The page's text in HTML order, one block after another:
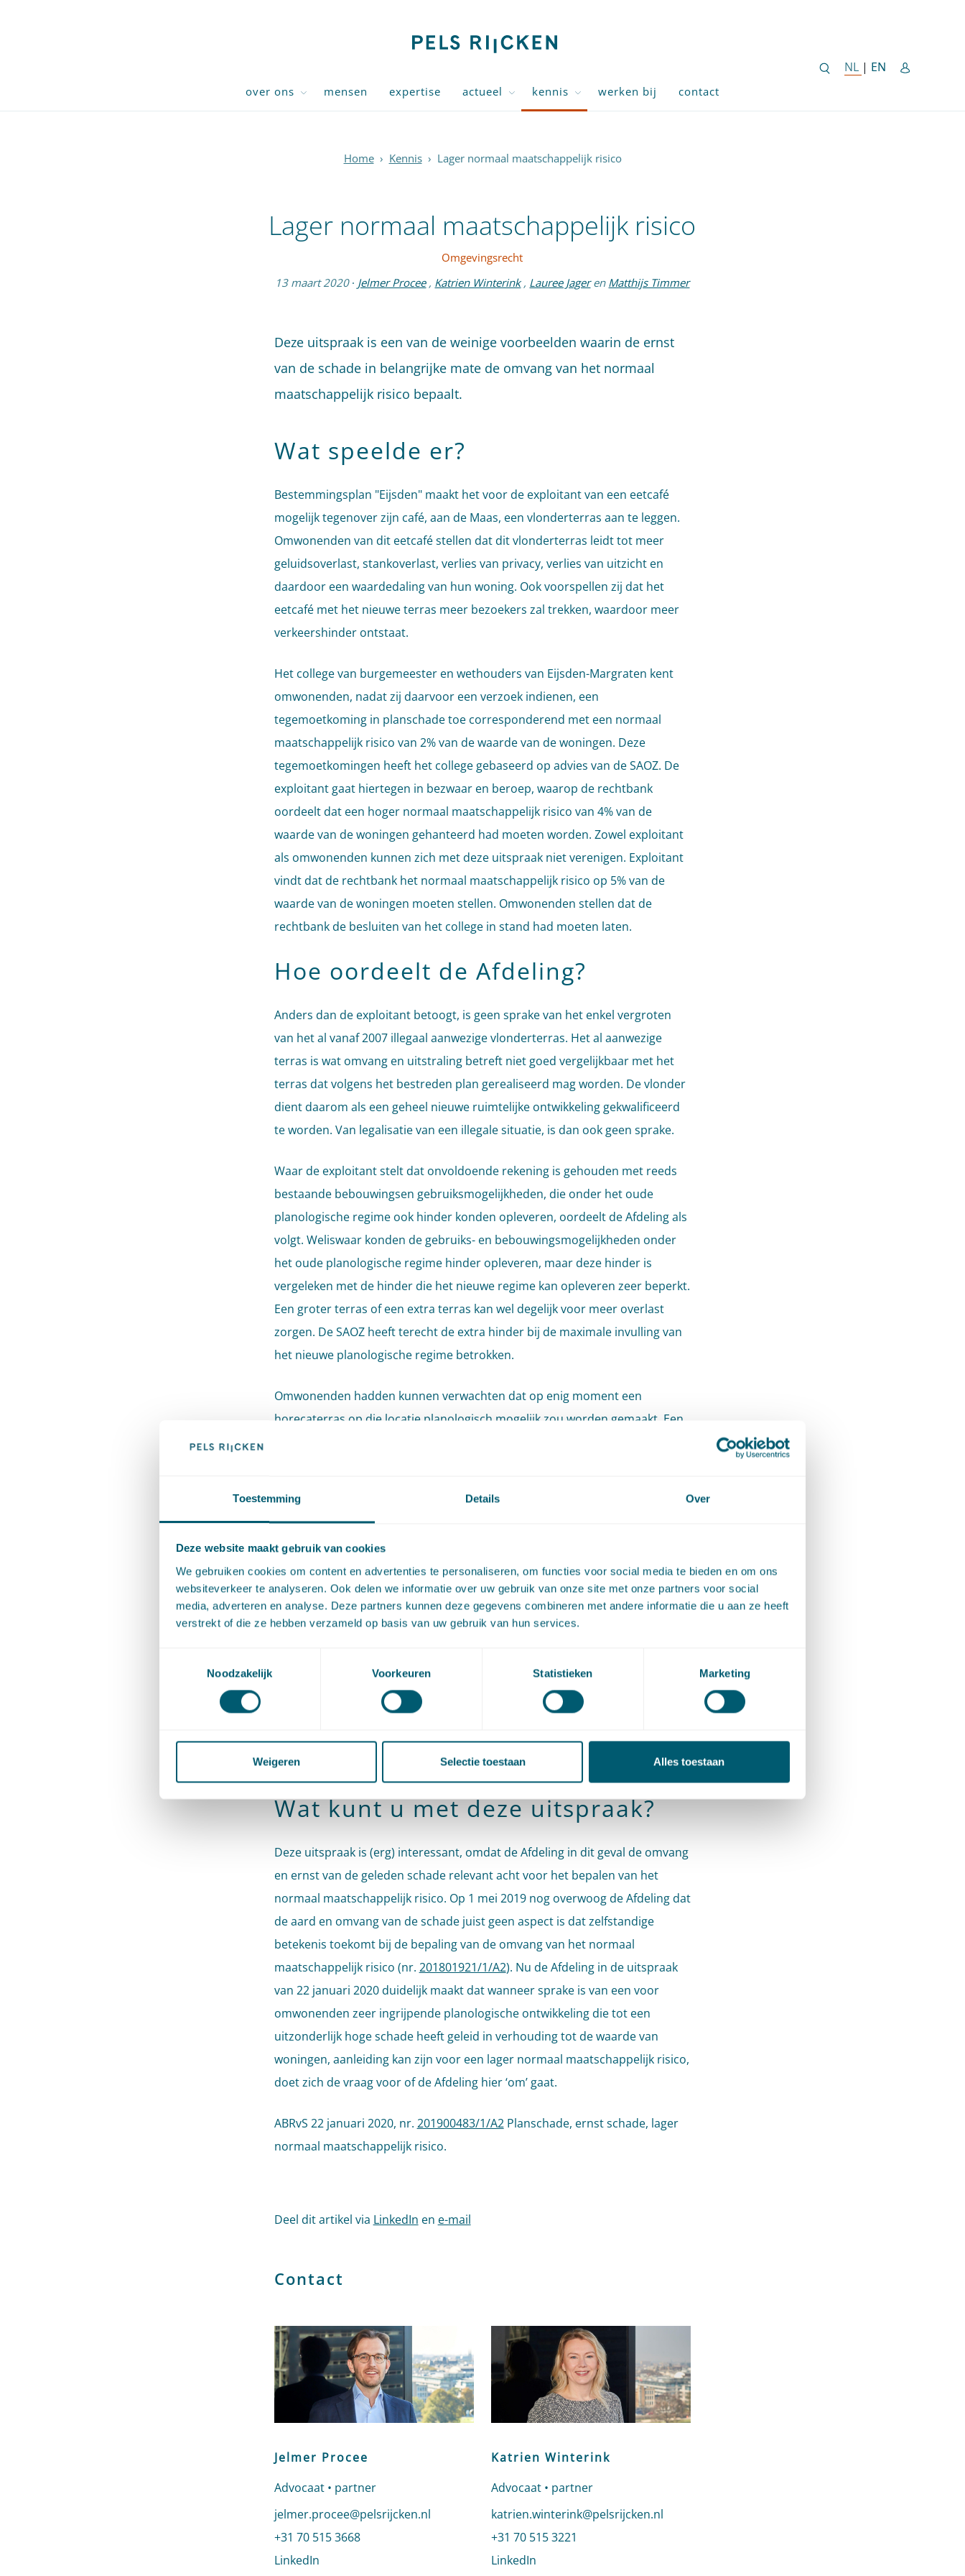
Toestemming Details Over
Deze website maakt gebruik van cookies
We gebruiken cookies om content en advertenties te personaliseren, om functies voor social media te bieden en om ons
websiteverkeer te analyseren. Ook delen we informatie over uw gebruik van onze site met onze partners voor social
media, adverteren en analyse. Deze partners kunnen deze gegevens combineren met andere informatie die u aan ze heeft
verstrekt of die ze hebben verzameld op basis van uw gebruik van hun services.
Noodzakelijk
Voorkeuren Statistieken Marketing
Weigeren Selectie toestaan Alles toestaan
NL NEDERLANDSE
| EN ENGLISH
over ons mensen expertise actueel kennis werken bij contact
Home › Kennis › Lager normaal maatschappelijk risico
Lager normaal maatschappelijk risico
Omgevingsrecht
13 maart 2020 · Jelmer Procee , Katrien Winterink , Lauree Jager en Matthijs Timmer
Deze uitspraak is een van de weinige voorbeelden waarin de ernst
van de schade in belangrijke mate de omvang van het normaal
maatschappelijk risico bepaalt.
Wat speelde er?
Bestemmingsplan "Eijsden" maakt het voor de exploitant van een eetcafé
mogelijk tegenover zijn café, aan de Maas, een vlonderterras aan te leggen.
Omwonenden van dit eetcafé stellen dat dit vlonderterras leidt tot meer
geluidsoverlast, stankoverlast, verlies van privacy, verlies van uitzicht en
daardoor een waardedaling van hun woning. Ook voorspellen zij dat het
eetcafé met het nieuwe terras meer bezoekers zal trekken, waardoor meer
verkeershinder ontstaat.
Het college van burgemeester en wethouders van Eijsden-Margraten kent
omwonenden, nadat zij daarvoor een verzoek indienen, een
tegemoetkoming in planschade toe corresponderend met een normaal
maatschappelijk risico van 2% van de waarde van de woningen. Deze
tegemoetkomingen heeft het college gebaseerd op advies van de SAOZ. De
exploitant gaat hiertegen in bezwaar en beroep, waarop de rechtbank
oordeelt dat een hoger normaal maatschappelijk risico van 4% van de
waarde van de woningen gehanteerd had moeten worden. Zowel exploitant
als omwonenden kunnen zich met deze uitspraak niet verenigen. Exploitant
vindt dat de rechtbank het normaal maatschappelijk risico op 5% van de
waarde van de woningen moeten stellen. Omwonenden stellen dat de
rechtbank de besluiten van het college in stand had moeten laten.
Hoe oordeelt de Afdeling?
Anders dan de exploitant betoogt, is geen sprake van het enkel vergroten
van het al vanaf 2007 illegaal aanwezige vlonderterras. Het al aanwezige
terras is wat omvang en uitstraling betreft niet goed vergelijkbaar met het
terras dat volgens het bestreden plan gerealiseerd mag worden. De vlonder
dient daarom als een geheel nieuwe ruimtelijke ontwikkeling gekwalificeerd
te worden. Van legalisatie van een illegale situatie, is dan ook geen sprake.
Waar de exploitant stelt dat onvoldoende rekening is gehouden met reeds
bestaande bebouwingsen gebruiksmogelijkheden, die onder het oude
planologische regime ook hinder konden opleveren, oordeelt de Afdeling als
volgt. Weliswaar konden de gebruiks- en bebouwingsmogelijkheden onder
het oude planologische regime hinder opleveren, maar deze hinder is
vergeleken met de hinder die het nieuwe regime kan opleveren zeer beperkt.
Een groter terras of een extra terras kan wel degelijk voor meer overlast
zorgen. De SAOZ heeft terecht de extra hinder bij de maximale invulling van
het nieuwe planologische regime betrokken.
Omwonenden hadden kunnen verwachten dat op enig moment een
horecaterras op die locatie planologisch mogelijk zou worden gemaakt. Een
normaal maatschappelijk risico zelf vast te stellen, om het geschil definitief
te beslechten. De rechtbank heeft zich volgens de Afdeling echter geen
rekenschap gegeven van de aard en omvang van de schade die
omwonenden hebben geleden. In dit geval is sprake van een voor hen zeer
heeft geleid in verhouding tot de waarde van hun woningen. De rechtbank
had ook deze omstandigheid, die dit geval bijzonder maakt, bij de
beoordeling van het normaal maatschappelijk risico moeten betrekken. De
Afdeling stelt vast dat het normaal maatschappelijk risico van beide
omwonenden op 3% van de waarde van hun woningen behoort te komen.
Wat kunt u met deze uitspraak?
Deze uitspraak is (erg) interessant, omdat de Afdeling in dit geval de omvang
en ernst van de geleden schade relevant acht voor het bepalen van het
normaal maatschappelijk risico. Op 1 mei 2019 nog overwoog de Afdeling dat
de aard en omvang van de schade juist geen aspect is dat zelfstandige
betekenis toekomt bij de bepaling van de omvang van het normaal
maatschappelijk risico (nr. 201801921/1/A2). Nu de Afdeling in de uitspraak
van 22 januari 2020 duidelijk maakt dat wanneer sprake is van een voor
omwonenden zeer ingrijpende planologische ontwikkeling die tot een
uitzonderlijk hoge schade heeft geleid in verhouding tot de waarde van
woningen, aanleiding kan zijn voor een lager normaal maatschappelijk risico,
doet zich de vraag voor of de Afdeling hier ‘om’ gaat.
ABRvS 22 januari 2020, nr. 201900483/1/A2Planschade, ernst schade, lager
normaal maatschappelijk risico.
Deel dit artikel via LinkedIn en e-mail
Contact
Jelmer Procee
Advocaat • partner
Stuur een e-mail naar Jelmer Procee
jelmer.procee@pelsrijcken.nl
Bel naar Jelmer Procee
+31 70 515 3668
LinkedIn
Katrien Winterink
Advocaat • partner
Stuur een e-mail naar Katrien Winterink
katrien.winterink@pelsrijcken.nl
Bel naar Katrien Winterink
+31 70 515 3221
LinkedIn